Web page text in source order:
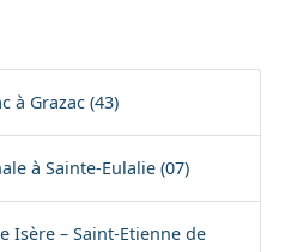
à Grazac (43)
à Sainte-Eulalie (07)
Isère – Saint-Etienne de